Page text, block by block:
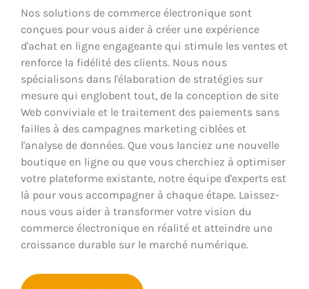
Nos solutions de commerce électronique sont
conçues pour vous aider à créer une expérience
d'achat en ligne engageante qui stimule les ventes et
renforce la fidélité des clients. Nous nous
spécialisons dans l'élaboration de stratégies sur
mesure qui englobent tout, de la conception de site
Web conviviale et le traitement des paiements sans
failles à des campagnes marketing ciblées et
l'analyse de données. Que vous lanciez une nouvelle
boutique en ligne ou que vous cherchiez à optimiser
votre plateforme existante, notre équipe d'experts est
là pour vous accompagner à chaque étape. Laissez-
nous vous aider à transformer votre vision du
commerce électronique en réalité et atteindre une
croissance durable sur le marché numérique.